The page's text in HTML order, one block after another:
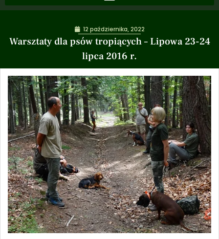
Warsztaty dla psów tropiących – Lipowa 23-24
lipca 2016 r.
12 października, 2022